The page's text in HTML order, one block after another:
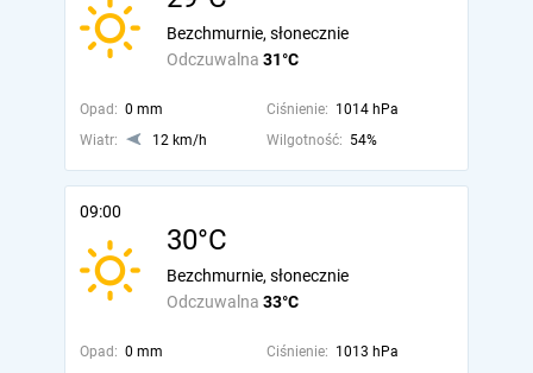
Odczuwalna 31°C
Bezchmurnie, słonecznie
Opad: 0 mm Ciśnienie: 1014 hPa
Wiatr:
12 km/h Wilgotność: 54%
09:00
30°C
Odczuwalna 33°C
Bezchmurnie, słonecznie
Opad: 0 mm Ciśnienie: 1013 hPa